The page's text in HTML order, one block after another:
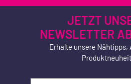
JETZT
NEWSLETTER
Erhalte unsere Nähtipps,